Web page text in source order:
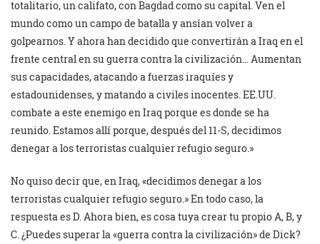
totalitario, un califato, con Bagdad como su capital. Ven el
mundo como un campo de batalla y ansían volver a
golpearnos. Y ahora han decidido que convertirán a Iraq en el
frente central en su guerra contra la civilización… Aumentan
sus capacidades, atacando a fuerzas iraquíes y
estadounidenses, y matando a civiles inocentes. EE.UU.
combate a este enemigo en Iraq porque es donde se ha
reunido. Estamos allí porque, después del 11-S, decidimos
denegar a los terroristas cualquier refugio seguro.»
No quiso decir que, en Iraq, «decidimos denegar a los
terroristas cualquier refugio seguro.» En todo caso, la
respuesta es D. Ahora bien, es cosa tuya crear tu propio A, B, y
C. ¿Puedes superar la «guerra contra la civilización» de Dick?